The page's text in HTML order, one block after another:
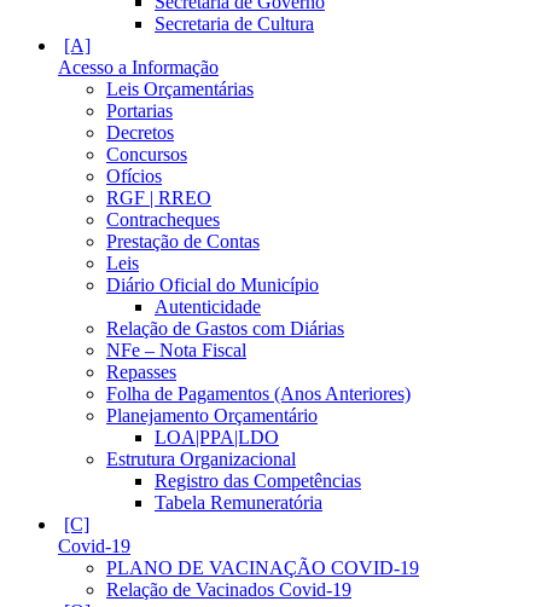
Secretaria de Cultura
Acesso a Informação
Leis Orçamentárias
Portarias
Decretos
Concursos
Ofícios
RGF | RREO
Contracheques
Prestação de Contas
Leis
Diário Oficial do Município
Autenticidade
Relação de Gastos com Diárias
NFe – Nota Fiscal
Repasses
Folha de Pagamentos (Anos Anteriores)
Planejamento Orçamentário
LOA|PPA|LDO
Estrutura Organizacional
Registro das Competências
Tabela Remuneratória
Covid-19
PLANO DE VACINAÇÃO COVID-19
Relação de Vacinados Covid-19